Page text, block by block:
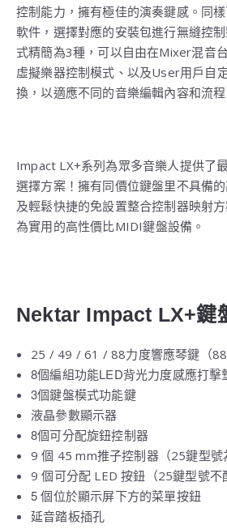
控制能力，擁有極佳的演奏鍵感。同
軟件，選擇對應的安裝包進行無縫控
式精簡為3種，可以自由在Mixer混音
虛擬樂器控制模式、以及User用戶自
換，以適應不同的音樂編輯內容和流程
Impact LX+系列為眾多音樂人提供了
選擇方案！擁有同價位鍵盤里不具備
及輕鬆快捷的免設置整合控制器映射
為實用的高性價比MIDI鍵盤設備。
Nektar Impact LX+鍵
25 / 49 / 61 / 88力度響應琴鍵（88
8個編組功能LED背光力度感應打擊
3個鍵盤模式功能鍵
液晶參數顯示器
8個可分配旋鈕控制器
9個 45 mm推子控制器（25鍵型號
9個可分配 LED按鈕（25鍵型號不
5個位於顯示屏下方的菜單按鈕
延音踏板插孔